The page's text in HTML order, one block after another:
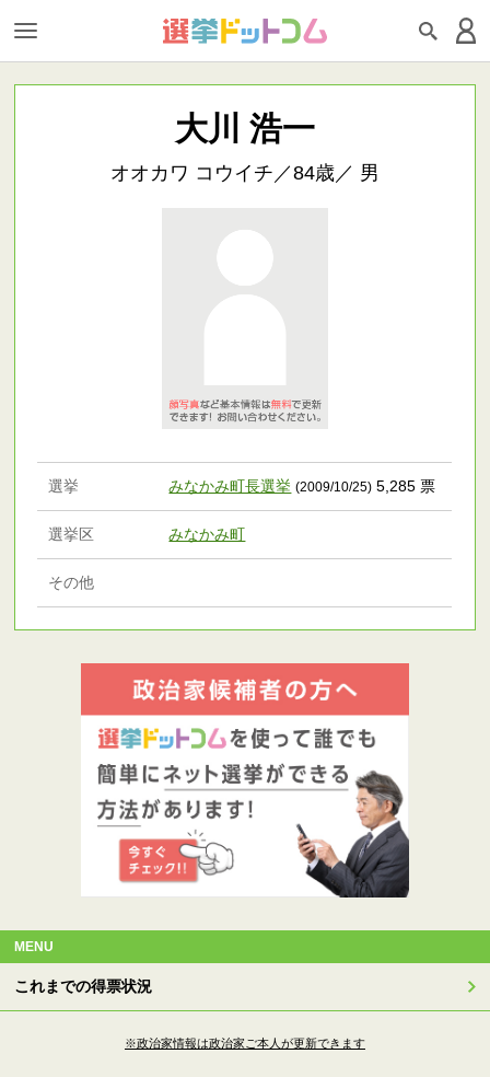
大川 浩一
オオカワ コウイチ／84歳／ 男
選挙 みなかみ町長選挙 (2009/10/25) 5,285 票
選挙区 みなかみ町
その他
MENU
これまでの得票状況
※政治家情報は政治家ご本人が更新できます